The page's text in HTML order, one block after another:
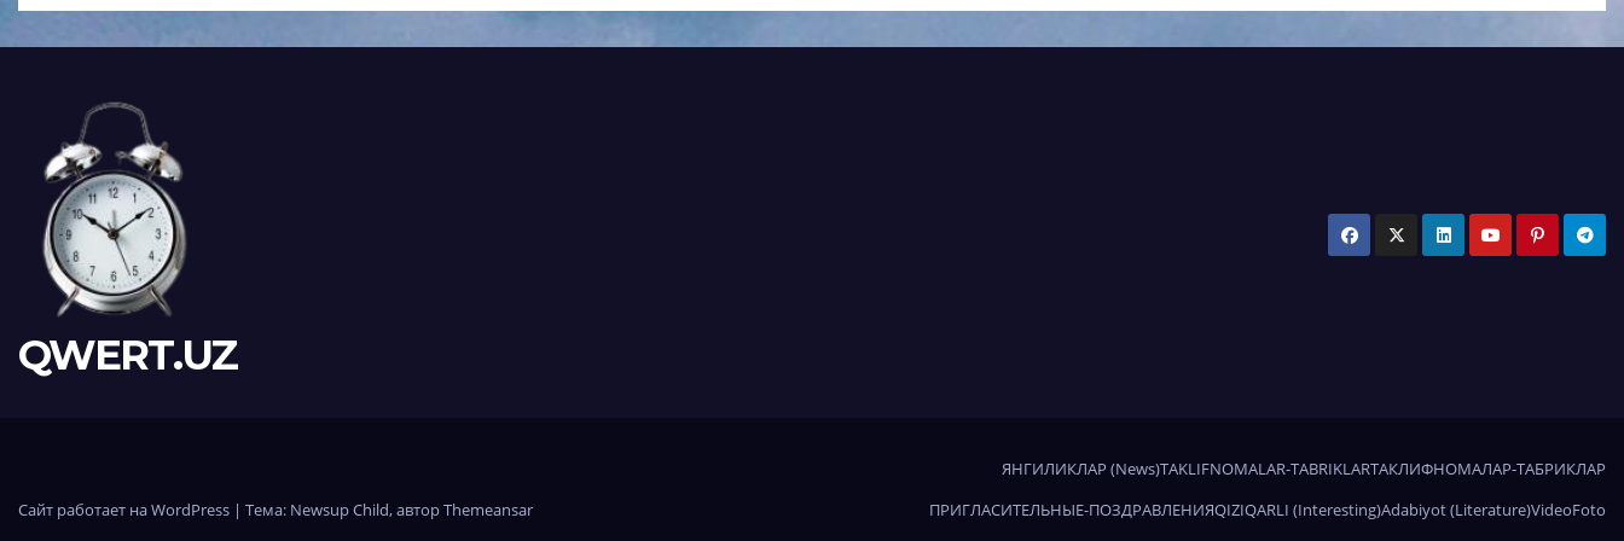
aniqlandi
psixolog javobi
QWERT.UZ
Сайт работает на WordPress | Тема: Newsup Child, авторThemeansar
ЯНГИЛИКЛАР (News)TAKLIFNOMALAR-TABRIKLARТАКЛИФНОМАЛАР-ТАБРИКЛАР
ПРИГЛАСИТЕЛЬНЫЕ-ПОЗДРАВЛЕНИЯQIZIQARLI (Interesting)Adabiyot (Literature)VideoFoto